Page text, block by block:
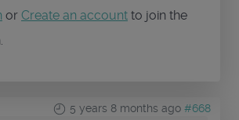
or Create an account to join the
5 years 8 months ago #668